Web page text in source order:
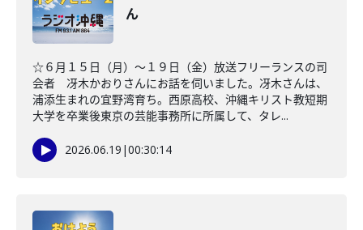
ん
☆６月１５日（月）～１９日（金）放送フリーランスの司
会者 冴木かおりさんにお話を伺いました。冴木さんは、
浦添生まれの宜野湾育ち。西原高校、沖縄キリスト教短期
大学を卒業後東京の芸能事務所に所属して、タレ...
2026.06.19 |00:30:14